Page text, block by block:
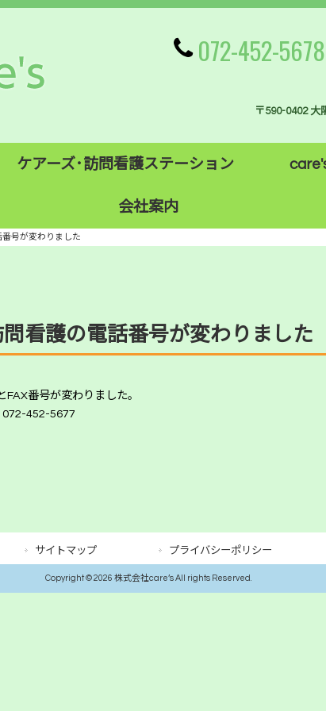
072-452-5678
〒590-0402 大
ケアーズ･訪問看護ステーション
会社案内
号が変わりました
問看護の電話番号が変わりました
番号が変わりました。
452-5677
サイトマップ プライバシーポリシー
Copyright © 2026 株式会社care’s All rights Reserved.